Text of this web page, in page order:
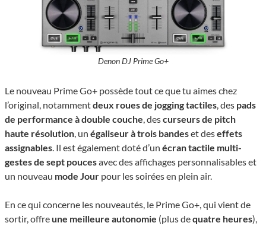
Denon DJ Prime Go+
Le nouveau Prime Go+ possède tout ce que tu aimes chez
l’original, notammentdeux roues de jogging tactiles , des pads
de performance à double couche , descurseurs de pitch
haute résolution , un égaliseur à trois bandeset deseffets
assignables . Il est également doté d’un écran tactile multi-
gestes de sept poucesavec des affichages personnalisables et
un nouveau mode Jour pour les soirées en plein air.
En ce qui concerne les nouveautés, le Prime Go+, qui vient de
sortir, offre une meilleure autonomie (plus dequatre heures),